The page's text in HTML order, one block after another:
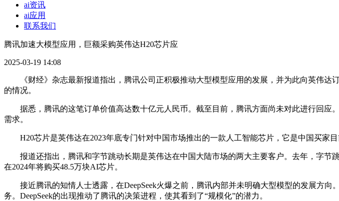
ai资讯
ai应用
联系我们
腾讯加速大模型应用，巨额采购英伟达H20芯片应
2025-03-19 14:08
《财经》杂志最新报道指出，腾讯公司正积极推动大型模型应用的发展，并为此向英伟达
的情况。
据悉，腾讯的这笔订单价值高达数十亿元人民币。截至目前，腾讯方面尚未对此进行回应
需求。
H20芯片是英伟达在2023年底专门针对中国市场推出的一款人工智能芯片，它是中国买家
报道还指出，腾讯和字节跳动长期是英伟达在中国大陆市场的两大主要客户。去年，字节
在2024年将购买48.5万块AI芯片。
接近腾讯的知情人士透露，在DeepSeek火爆之前，腾讯内部并未明确大型模型的发展方向
务。DeepSeek的出现推动了腾讯的决策进程，使其看到了“规模化”的潜力。